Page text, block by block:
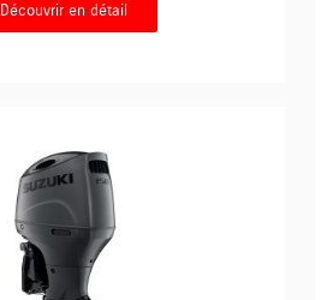
Découvrir en détail